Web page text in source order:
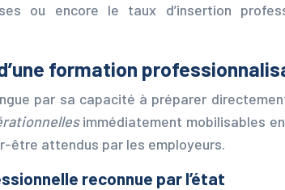
ou encore le taux d’insertion
formation
par sa capacité à préparer
immédiatement mobilisables
attendus par les employeurs.
reconnue par l’état